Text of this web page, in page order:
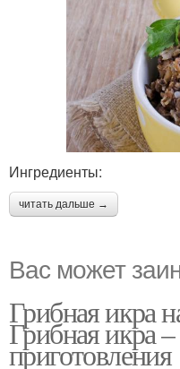
Ингредиенты:
читать дальше →
Вас может
Грибная икра
Грибная икра
приготовления